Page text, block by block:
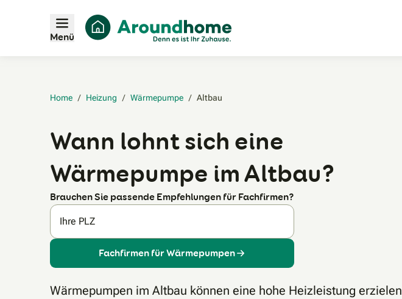
Menü
Home / Heizung / Wärmepumpe / Altbau‎
Wann lohnt sich eine
Wärmepumpe im Altbau?
Brauchen Sie passende Empfehlungen für Fachfirmen?
Ihre PLZ
Fachfirmen für Wärmepumpen
Wärmepumpen im Altbau können eine hohe Heizleistung erzielen